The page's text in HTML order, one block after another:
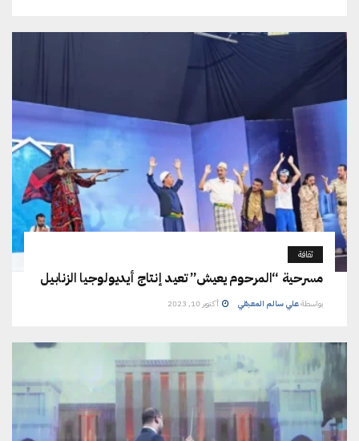
ثقافة
مسرحية “المرحوم يعيش” تعيد إنتاج أيديولوجيا الزنابيل
بواسطةعلي سالم المعبقي أكتوبر 10, 2023